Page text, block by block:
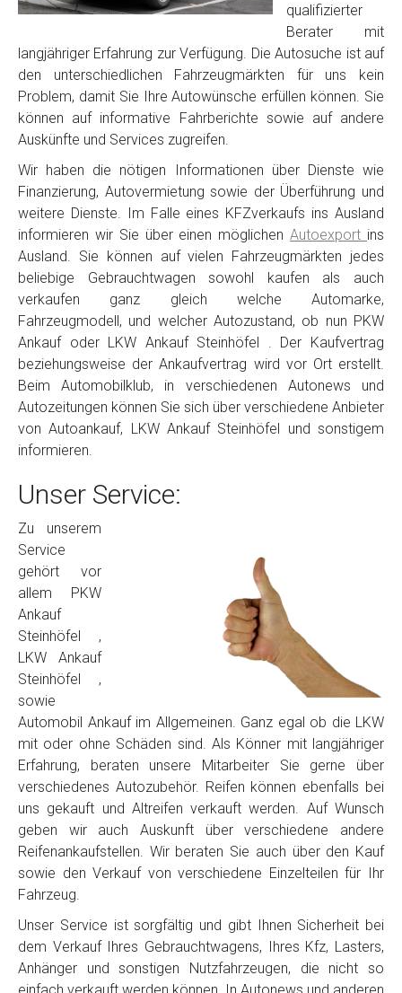
qualifizierter
Berater mit
langjähriger Erfahrung zur Verfügung. Die Autosuche ist auf
den unterschiedlichen Fahrzeugmärkten für uns kein
Problem, damit Sie Ihre Autowünsche erfüllen können. Sie
können auf informative Fahrberichte sowie auf andere
Auskünfte und Services zugreifen.
Wir haben die nötigen Informationen über Dienste wie
Finanzierung, Autovermietung sowie der Überführung und
weitere Dienste. Im Falle eines KFZverkaufs ins Ausland
informieren wir Sie über einen möglichenAutoexport ins
Ausland. Sie können auf vielen Fahrzeugmärkten jedes
beliebige Gebrauchtwagen sowohl kaufen als auch
verkaufen ganz gleich welche Automarke,
Fahrzeugmodell, und welcher Autozustand, ob nun PKW
Ankauf oder LKW Ankauf Steinhöfel . Der Kaufvertrag
beziehungsweise der Ankaufvertrag wird vor Ort erstellt.
Beim Automobilklub, in verschiedenen Autonews und
Autozeitungen können Sie sich über verschiedene Anbieter
von Autoankauf, LKW Ankauf Steinhöfel und sonstigem
informieren.
Unser Service:
Zu unserem
Service
gehört vor
allem PKW
Ankauf
Steinhöfel ,
LKW Ankauf
Steinhöfel ,
sowie
Automobil Ankauf im Allgemeinen. Ganz egal ob die LKW
mit oder ohne Schäden sind. Als Könner mit langjähriger
Erfahrung, beraten unsere Mitarbeiter Sie gerne über
verschiedenes Autozubehör. Reifen können ebenfalls bei
uns gekauft und Altreifen verkauft werden. Auf Wunsch
geben wir auch Auskunft über verschiedene andere
Reifenankaufstellen. Wir beraten Sie auch über den Kauf
sowie den Verkauf von verschiedene Einzelteilen für Ihr
Fahrzeug.
Unser Service ist sorgfältig und gibt Ihnen Sicherheit bei
dem Verkauf Ihres Gebrauchtwagens, Ihres Kfz, Lasters,
Anhänger und sonstigen Nutzfahrzeugen, die nicht so